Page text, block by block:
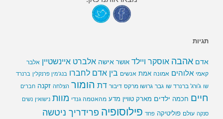
תגיות
אדם אהבה אוסקר ויילד אושר אישה אלברט איינשטיין אלבר
קאמי אלוהים אמונה אמת אנשים בין אדם לחברו בנג'מין פרנקלין ברנרד
שו ג'ורג' ברנרד שו גבר גרושו מרקס דיבור דת הומור הצלחה זקנה חברים
חיים חכמה ילדים מארק טוויין מדע מהאטמה גנדי מוות נישואין נשים
סנקה עולם פוליטיקה פחד פילוסופיה פרידריך ניטשה